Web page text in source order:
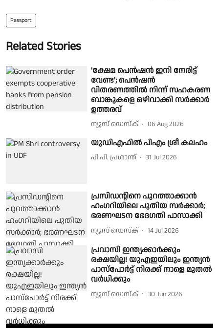
Passport
Related Stories
'ക്ഷേമ പെൻഷൻ ഇനി നേരിട്ട്
വേണ്ട'; പെൻഷൻ
വിതരണത്തിൽ നിന്ന് സഹകരണ
ബാങ്കുകളെ ഒഴിവാക്കി സർക്കാർ
ഉത്തരവ്
ന്യൂസ് ഡെസ്ക് 06 Aug 2026
യുഡിഎഫിൽ പിഎം ശ്രീ കലഹം
പി.പി. പ്രശാന്ത് 31 Jul 2026
പ്രസിഡന്റിനെ പുറത്താക്കാൻ
ഹംഗറിയിലെ പുതിയ സർക്കാർ;
ഭരണഘടന ഭേദഗതി പാസാക്കി
ന്യൂസ് ഡെസ്ക് 14 Jul 2026
പ്രവാസി ഇന്ത്യക്കാർക്കും
രക്ഷയില്ല! യുഎഇയിലും ഇന്ത്യന്‍
പാസ്‌പോര്‍ട്ട് നിരക്ക് നാളെ മുതല്‍
വര്‍ധിക്കും
ന്യൂസ് ഡെസ്ക് 30 Jun 2026